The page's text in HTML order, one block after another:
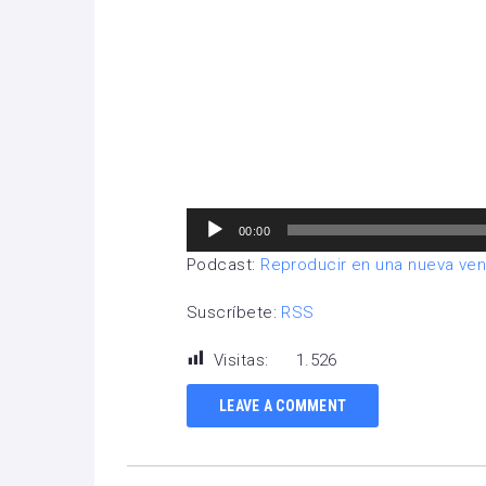
Reproductor
audio
00:00
Podcast: Reproducir en una nueva
Suscríbete: RSS
Visitas: 1.526
LEAVE A COMMENT